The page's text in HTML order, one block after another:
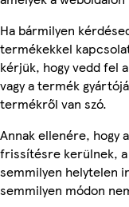
Ha bármilyen
termékekkel
kérjük, hogy vedd fel
vagy a termék
termékről van szó.
Annak ellenére, hogy
frissítésre kerülnek,
semmilyen helytelen
semmilyen módon